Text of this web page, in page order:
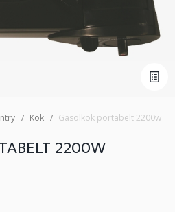
Kök Gasolkök portabelt 2200w
2200W